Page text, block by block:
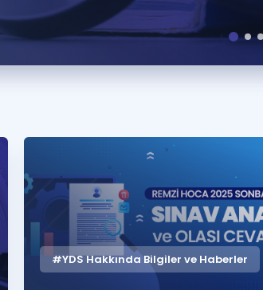
#YDS Hakkında Bilgiler ve Haberler